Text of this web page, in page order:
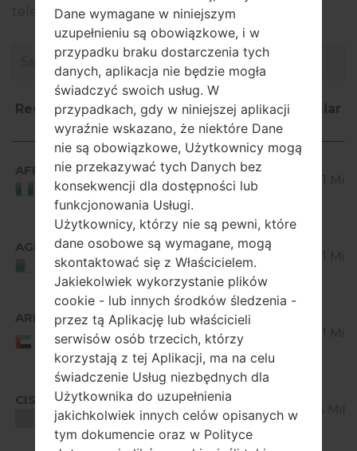
telefonów LG
Region
Nazwa
pliku
OS Rozmiar
Region
Nazwa
pliku
OS
Rozmiar
AFR
Nigeria
V10F_00.kdz
Android
4.1-4.3
Jelly
510.01 MiB
AGR
Algeria
V10F_00.kdz
Android
4.1-4.3
Jelly
Bean
510.01 MiB
ARE
United Arab
Emirates
V10F_00.kdz
Android
4.1-4.3
Jelly
Bean
510.01 MiB
CIS
Unknown
V10G_00.kdz
Android
Jelly
Bean
500.5 MiB
Dane wymagane w niniejszym
uzupełnieniu są obowiązkowe, i w
przypadku braku dostarczenia tych
danych, aplikacja nie będzie mogła
świadczyć swoich usług. W
przypadkach, gdy w niniejszej aplikacji
wyraźnie wskazano, że niektóre Dane
nie są obowiązkowe, Użytkownicy mogą
nie przekazywać tych Danych bez
konsekwencji dla dostępności lub
funkcjonowania Usługi.
Użytkownicy, którzy nie są pewni, które
dane osobowe są wymagane, mogą
skontaktować się z Właścicielem.
Jakiekolwiek wykorzystanie plików
cookie - lub innych środków śledzenia -
przez tą Aplikację lub właścicieli
serwisów osób trzecich, którzy
korzystają z tej Aplikacji, ma na celu
świadczenie Usług niezbędnych dla
Użytkownika do uzupełnienia
jakichkolwiek innych celów opisanych w
tym dokumencie oraz w Polityce